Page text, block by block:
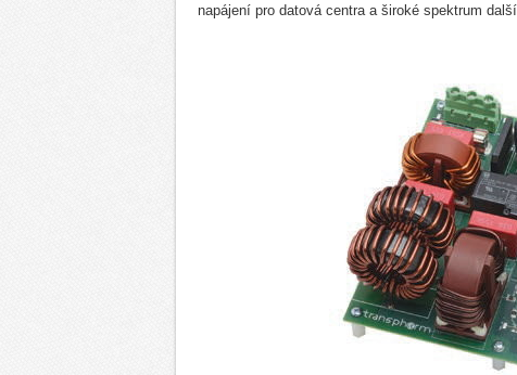
napájení pro datová centra a široké spektrum